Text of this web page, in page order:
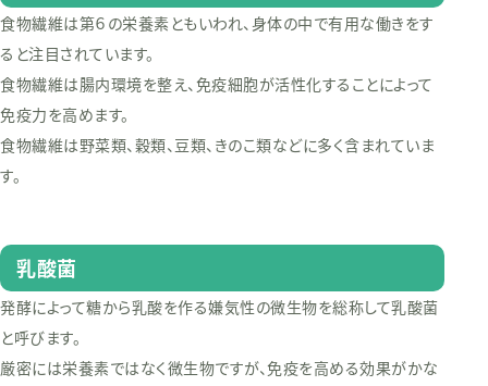
食物繊維は第６の栄養素ともいわれ、身体の中で有用な働きをす
ると注目されています。
食物繊維は腸内環境を整え、免疫細胞が活性化することによって
免疫力を高めます。
食物繊維は野菜類、穀類、豆類、きのこ類などに多く含まれていま
す。
乳酸菌
発酵によって糖から乳酸を作る嫌気性の微生物を総称して乳酸菌
と呼びます。
厳密には栄養素ではなく微生物ですが、免疫を高める効果がかな